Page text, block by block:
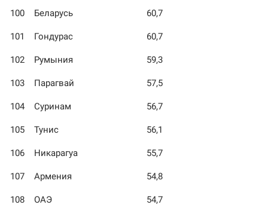
100 Беларусь 60,7
101 Гондурас 60,7
102 Румыния 59,3
103 Парагвай 57,5
104 Суринам 56,7
105 Тунис 56,1
106 Никарагуа 55,7
107 Армения 54,8
108 ОАЭ 54,7